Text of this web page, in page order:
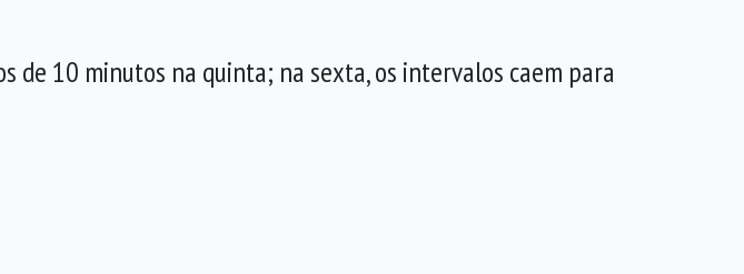
de 10 minutos na quinta; na sexta, os intervalos caem para